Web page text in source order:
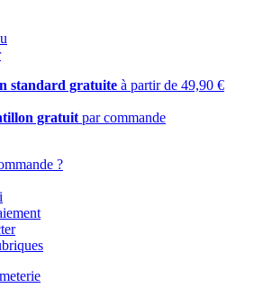
standard gratuite à partir de 49,90 €
gratuit par commande
?